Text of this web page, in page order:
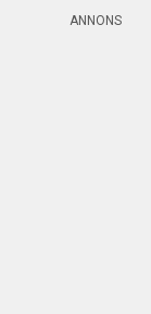
ANNONS